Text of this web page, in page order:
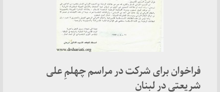
فراخوان برای شرکت در مراسم چهلمِ علی
شریعتی در لبنان